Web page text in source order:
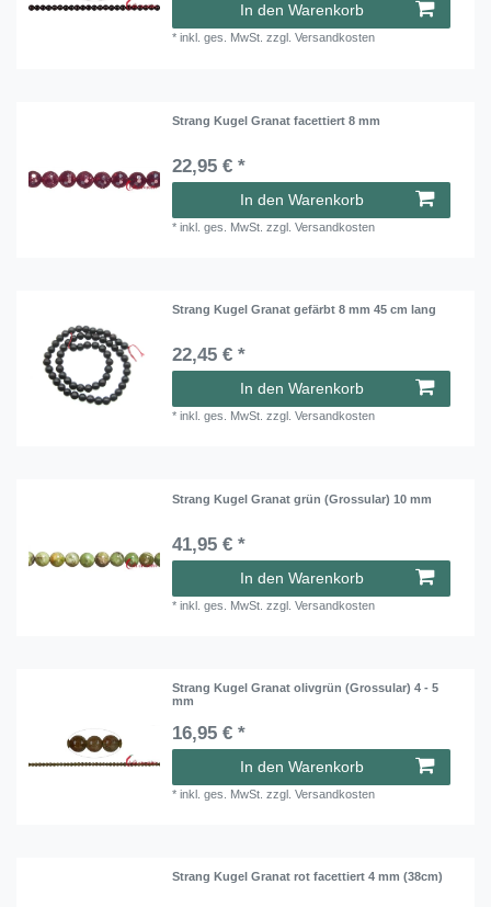
In den Warenkorb
*inkl. ges. MwSt. zzgl.Versandkosten
Strang Kugel Granat facettiert 8 mm
22,95 € *
In den Warenkorb
*inkl. ges. MwSt. zzgl.Versandkosten
Strang Kugel Granat gefärbt 8 mm 45 cm lang
22,45 € *
In den Warenkorb
*inkl. ges. MwSt. zzgl.Versandkosten
Strang Kugel Granat grün (Grossular) 10 mm
41,95 € *
In den Warenkorb
*inkl. ges. MwSt. zzgl.Versandkosten
Strang Kugel Granat olivgrün (Grossular) 4 - 5
mm
16,95 € *
In den Warenkorb
*inkl. ges. MwSt. zzgl.Versandkosten
Strang Kugel Granat rot facettiert 4 mm (38cm)